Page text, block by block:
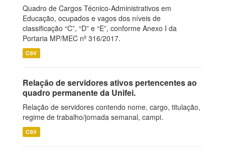
Quadro de Cargos Técnico-Administrativos em
Educação, ocupados e vagos dos níveis de
classificação “C”, “D” e “E”, conforme Anexo I da
Portaria MP/MEC nº 316/2017.
CSV
Relação de servidores ativos pertencentes ao
quadro permanente da Unifei.
Relação de servidores contendo nome, cargo, titulação,
regime de trabalho/jornada semanal, campi.
CSV